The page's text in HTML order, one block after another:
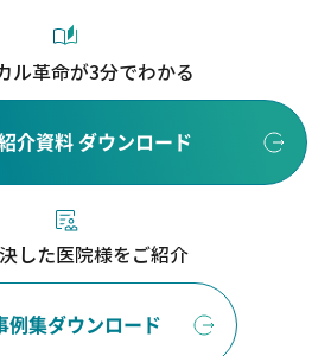
ル革命が3分でわかる
介資料 ダウンロード
した医院様をご紹介
例集ダウンロード